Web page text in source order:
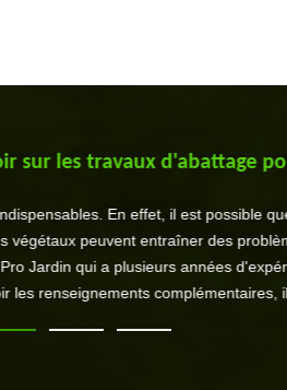
d'abattage pour les arbres à
il est possible que ces interventions
des problèmes assez
années d'expérience en la
complémentaires, il suffit de le